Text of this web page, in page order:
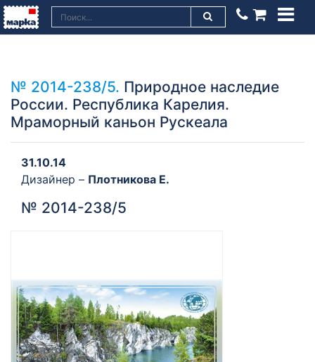
№ 2014-238/5. Природное наследие
России. Республика Карелия.
Мраморный каньон Рускеала
31.10.14
Дизайнер – Плотникова Е.
№ 2014-238/5